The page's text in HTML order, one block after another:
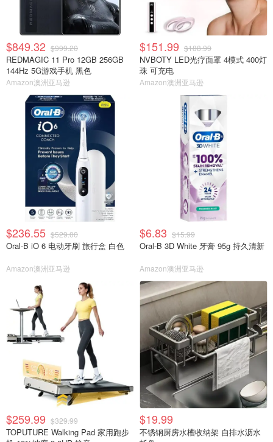
$849.32 $999.20
REDMAGIC 11 Pro 12GB 256GB
144Hz 5G游戏手机 黑色
Amazon澳洲亚马逊
$151.99 $188.99
NVBOTY LED光疗面罩 4模式 400灯
珠 可充电
Amazon澳洲亚马逊
$236.55 $529.00
Oral-B iO 6 电动牙刷 旅行盒 白色
Amazon澳洲亚马逊
$6.83 $15.99
Oral-B 3D White 牙膏 95g 持久清新
Amazon澳洲亚马逊
$259.99 $329.99
TOPUTURE Walking Pad 家用跑步
$19.99
不锈钢厨房水槽收纳架 自排水沥水